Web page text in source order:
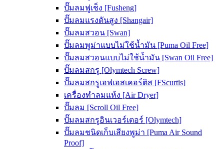
ปั๊มลมฟูเช็ง [Fusheng]
ปั๊มลมแรงดันสูง [Shangair]
ปั๊มลมสวอน [Swan]
ปั๊มลมพูม่าแบบไม่ใช้น้ำมัน [Puma Oil Free]
ปั๊มลมสวอนแบบไม่ใช้น้ำมัน [Swan Oil Free]
ปั๊มลมสกรู [Olymtech Screw]
ปั๊มลมสกรูเอฟเอสเคอร์ติส [FScurtis]
เครื่องทำลมแห้ง [Air Dryer]
ปั๊มลม [Scroll Oil Free]
ปั๊มลมสกรูอินเวอร์เตอร์ [Olymtech]
ปั๊มลมชนิดเก็บเสียงพูม่า [Puma Air Sound
Proof]